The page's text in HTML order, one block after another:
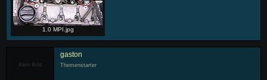
1.0 MPI.jpg
gaston
Themenstarter